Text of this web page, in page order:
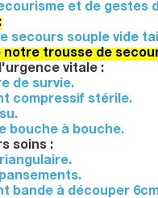
et de gestes
secours souple vide
notre trousse de
vitale :
de survie.
compressif stérile.
bouche à bouche.
soins :
bande à découper